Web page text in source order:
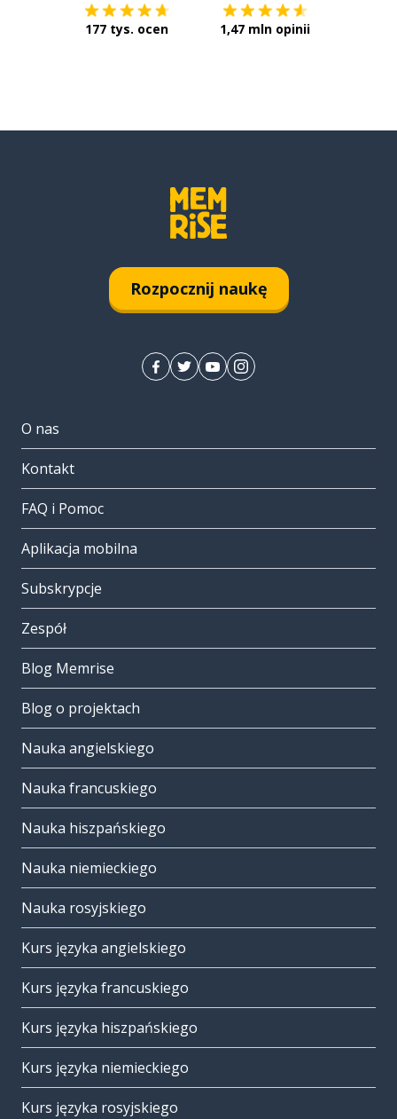
177 tys. ocen 1,47 mln opinii
Rozpocznij naukę
O nas
Kontakt
FAQ i Pomoc
Aplikacja mobilna
Subskrypcje
Zespół
Blog Memrise
Blog o projektach
Nauka angielskiego
Nauka francuskiego
Nauka hiszpańskiego
Nauka niemieckiego
Nauka rosyjskiego
Kurs języka angielskiego
Kurs języka francuskiego
Kurs języka hiszpańskiego
Kurs języka niemieckiego
Kurs języka rosyjskiego